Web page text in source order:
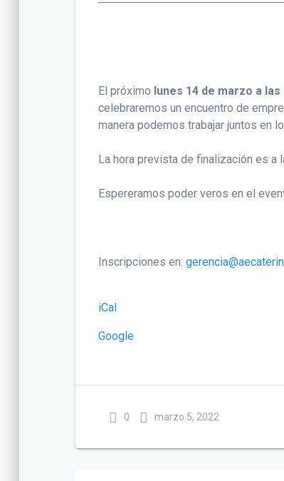
empresas
del
catering
El próximo lunes 14 de marzo a las
celebraremos un encuentro de
manera podemos trabajar juntos en
La hora prevista de finalización es a
Espereramos poder veros en el
Inscripciones en:
iCal
Google
0 marzo 5, 2022